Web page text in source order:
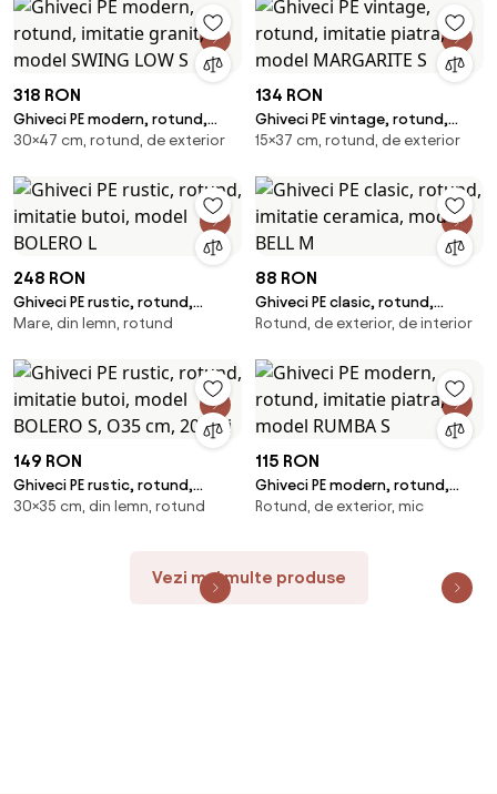
318 RON
Ghiveci PE modern, rotund,
imitatie granit, model SWING
30×47 cm, rotund, de exterior
134 RON
Ghiveci PE vintage, rotund,
imitatie piatra, model
15×37 cm, rotund, de exterior
248 RON
Ghiveci PE rustic, rotund,
imitatie butoi, model BOLERO L
Mare, din lemn, rotund
88 RON
Ghiveci PE clasic, rotund,
imitatie ceramica, model BELL M
Rotund, de exterior, de interior
149 RON
Ghiveci PE rustic, rotund,
imitatie butoi, model BOLERO S,
30×35 cm, din lemn, rotund
115 RON
Ghiveci PE modern, rotund,
imitatie piatra, model RUMBA S
Rotund, de exterior, mic
Vezi mai multe produse